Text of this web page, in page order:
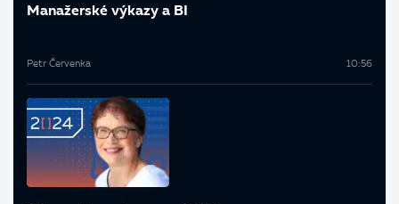
Manažerské výkazy a BI
Petr Červenka 10:56